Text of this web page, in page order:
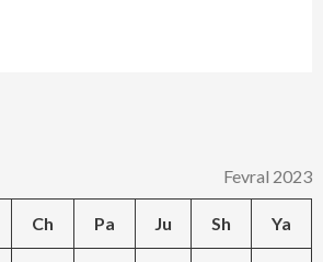
Fevral 2023
Ch Pa Ju Sh Ya